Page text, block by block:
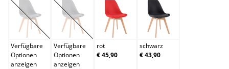
lila
(Diese Option ist zurzeit nicht verfügbar.)
Verfügbare
Optionen
anzeigen
orange
(Diese Option ist zurzeit nicht verfügbar.)
Verfügbare
Optionen
anzeigen
rot
rot
€ 45,90
schwarz
schwarz
€ 43,90